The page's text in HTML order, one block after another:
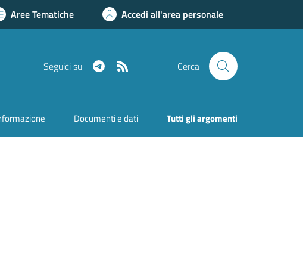
Aree Tematiche Accedi all'area personale
Seguici su Telegram Cerca
Documenti e dati Tutti gli argomenti